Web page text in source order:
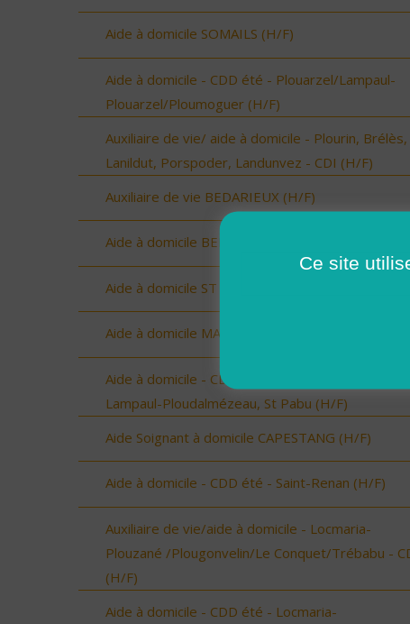
Aide à domicile SOMAILS (H/F)
Aide à domicile - CDD été - Plouarzel/Lampaul-
Plouarzel/Ploumoguer (H/F)
Auxiliaire de vie/ aide à domicile - Plourin, Brélès,
Lanildut, Porspoder, Landunvez - CDI (H/F)
Auxiliaire de vie BEDARIEUX (H/F)
Aide à domicile BEDARIEUX (H/F)
Aide à domicile ST ANDRE DE SANGONIS (H/F)
Aide à domicile MAGALAS (H/F)
Aide à domicile - CDD été - Ploudalmézeau,
Lampaul-Ploudalmézeau, St Pabu (H/F)
Aide Soignant à domicile CAPESTANG (H/F)
Aide à domicile - CDD été - Saint-Renan (H/F)
Auxiliaire de vie/aide à domicile - Locmaria-
Plouzané /Plougonvelin/Le Conquet/Trébabu -
(H/F)
Aide à domicile - CDD été - Locmaria-
Ce site